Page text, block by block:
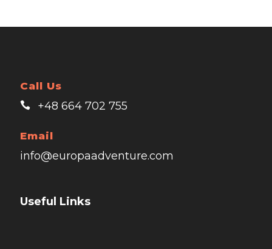
Call Us
+48 664 702 755
Email
info@europaadventure.com
Useful Links